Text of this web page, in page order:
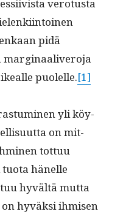
vero­tus­ta
pidä
mar­gin­aaliv­ero­ja
puolelle.[1]
yli köy­
on mit­
tot­tuu
hänelle
hyvältä mut­ta
hyväk­si ihmisen